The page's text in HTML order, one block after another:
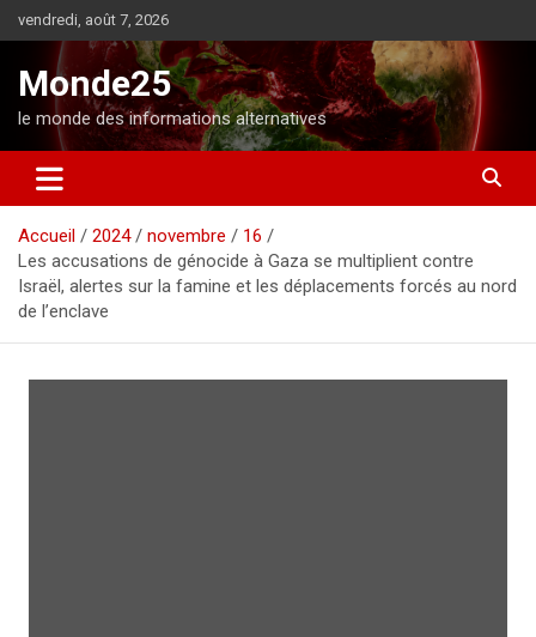
l
o
u
vendredi, août 7, 2026
Monde25
le monde des informations alternatives
Accueil 2024 novembre
16
Les accusations de génocide à Gaza se multiplient contre
Israël, alertes sur la famine et les déplacements forcés au nord
de l’enclave